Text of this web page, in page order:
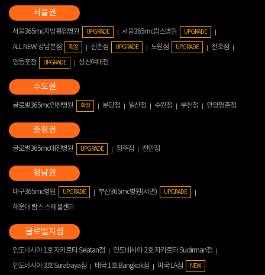
서울365mc지방흡입병원 UPGRADE 서울365mc람스병원 UPGRADE
ALL NEW 강남본점 확장 신촌점 UPGRADE 노원점 UPGRADE
천호점
영등포점
UPGRADE 성신여대점
글로벌365mc인천병원 확장 분당점 일산점 수원점 부천점 안양평촌점
글로벌365mc대전병원 UPGRADE 청주점 천안점
대구365mc병원 UPGRADE 부산365mc병원(서면) UPGRADE
해운대 람스 스페셜센터
인도네시아 1호 자카르타 Selatan점
인도네시아 2호 자카르타 Sudirman점
인도네시아 3호 Surabaya점
태국 1호 Bangkok점 미국 LA점 NEW